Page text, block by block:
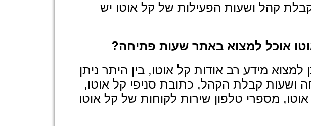
קהל ושעות הפעילות של קל אוטו יש
אוכל למצוא באתר שעות פתיחה?
מידע רב אודות קל אוטו, בין היתר ניתן
ושעות קבלת הקהל, כתובת סניפי קל אוטו,
מספרי טלפון שירות לקוחות של קל אוטו